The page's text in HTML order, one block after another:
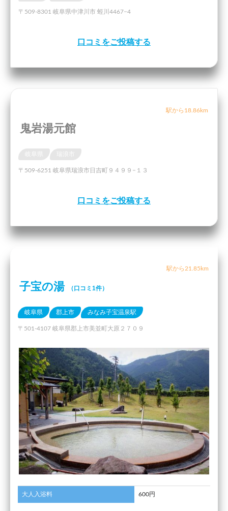
〒509-8301 岐阜県中津川市 蛭川4467−4
口コミをご投稿する
駅から18.86km
鬼岩湯元館
岐阜県
〒509-6251 岐阜県瑞浪市日吉町９４９９−１３
口コミをご投稿する
駅から21.85km
子宝の湯 （口コミ1件）
岐阜県 郡上市 みなみ子宝温泉駅
〒501-4107 岐阜県郡上市美並町大原２７０９
大人入浴料 600円